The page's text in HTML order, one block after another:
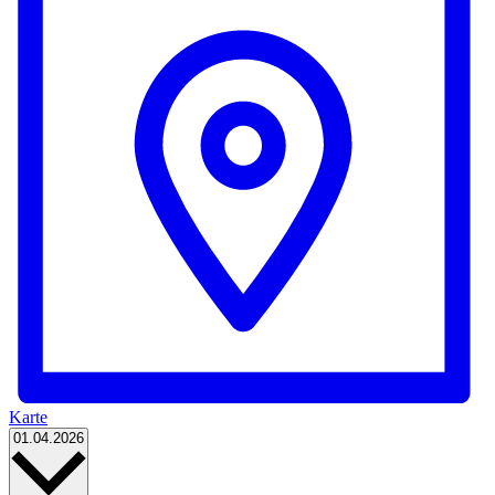
Karte
01.04.2026 Datum